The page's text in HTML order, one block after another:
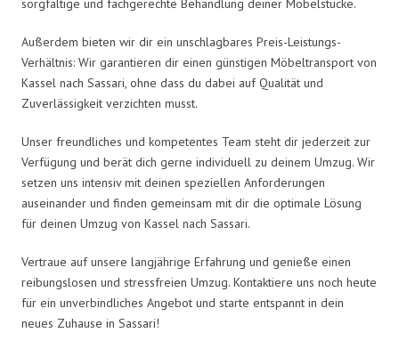
sorgfältige und fachgerechte Behandlung deiner Möbelstücke.
Außerdem bieten wir dir ein unschlagbares Preis-Leistungs-
Verhältnis: Wir garantieren dir einen günstigen Möbeltransport von
Kassel nach Sassari, ohne dass du dabei auf Qualität und
Zuverlässigkeit verzichten musst.
Unser freundliches und kompetentes Team steht dir jederzeit zur
Verfügung und berät dich gerne individuell zu deinem Umzug. Wir
setzen uns intensiv mit deinen speziellen Anforderungen
auseinander und finden gemeinsam mit dir die optimale Lösung
für deinen Umzug von Kassel nach Sassari.
Vertraue auf unsere langjährige Erfahrung und genieße einen
reibungslosen und stressfreien Umzug. Kontaktiere uns noch heute
für ein unverbindliches Angebot und starte entspannt in dein
neues Zuhause in Sassari!